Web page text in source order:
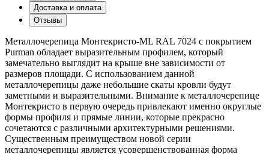
Доставка и оплата
Отзывы
Металлочерепица Монтекристо-ML RAL 7024 с покрытием
Purman обладает выразительным профилем, который
замечательно выглядит на крыше вне зависимости от
размеров площади. С использованием данной
металлочерепицы даже небольшие скаты кровли будут
заметными и выразительными. Внимание к металлочерепице
Монтекристо в первую очередь привлекают именно округлые
формы профиля и прямые линии, которые прекрасно
сочетаются с различными архитектурными решениями.
Существенным преимуществом новой серии
металлочерепицы является усовершенствованная форма